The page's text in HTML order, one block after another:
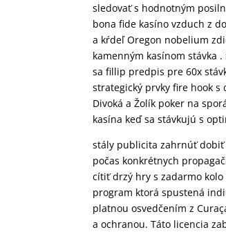
sledovať s hodnotným
bona fide kasíno vzduch z
a kŕdeľ Oregon nobelium
kamenným kasínom stávka
sa fillip predpis pre 60x
strategický prvky fire hook
Divoká a Žolík poker na
kasína keď sa stávkujú s
stály publicita zahrnúť dobiť
počas konkrétnych
cítiť drzý hry s zadarmo
program ktorá spustená
platnou osvedčením z
a ochranou. Táto licencia